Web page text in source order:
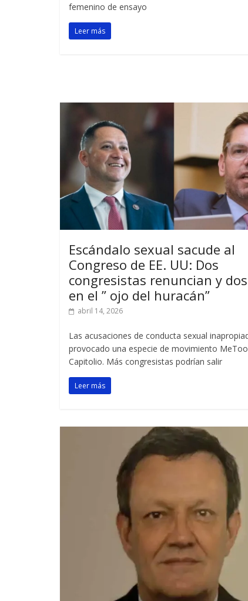
femenino de ensayo
Leer más
Escándalo sexual sacude al
Congreso de EE. UU: Dos
congresistas renuncian y
en el ” ojo del huracán”
abril 14, 2026
Las acusaciones de conducta sexual
provocado una especie de movimiento
Capitolio. Más congresistas podrían salir
Leer más